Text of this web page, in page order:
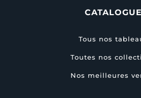
CATALOGUE
Tous nos
Toutes nos
Nos meilleures